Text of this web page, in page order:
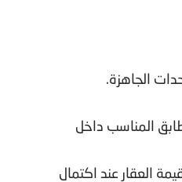
الجاهزة.
المناسب داخل
العقار عند اكتمال